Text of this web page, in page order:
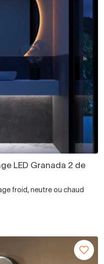
LED Granada 2 de
froid, neutre ou chaud